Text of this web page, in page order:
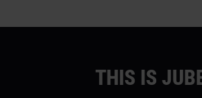
THIS IS